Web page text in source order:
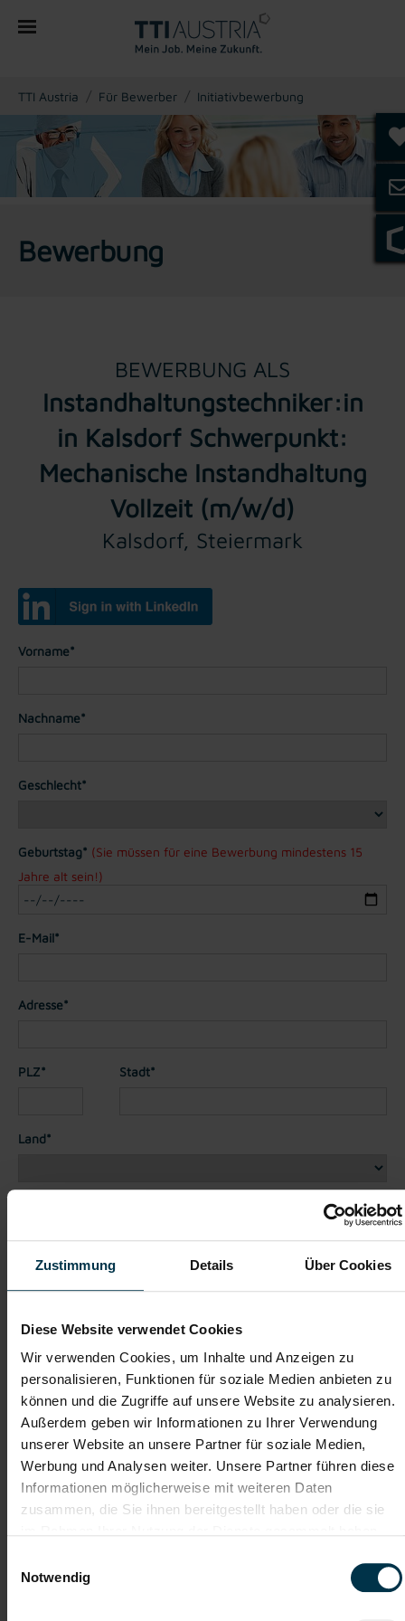
Zustimmung Details Über Cookies
Diese Website verwendet Cookies
Wir verwenden Cookies, um Inhalte und Anzeigen zu
personalisieren, Funktionen für soziale Medien anbieten zu
können und die Zugriffe auf unsere Website zu analysieren.
Außerdem geben wir Informationen zu Ihrer Verwendung
unserer Website an unsere Partner für soziale Medien,
Werbung und Analysen weiter. Unsere Partner führen diese
Informationen möglicherweise mit weiteren Daten
zusammen, die Sie ihnen bereitgestellt haben oder die sie
Notwendig
You are here:
TTI Austria Für Bewerber Initiativbewerbung
Bewerbung
BEWERBUNG ALS
Instandhaltungstechniker:in
in Kalsdorf Schwerpunkt:
Mechanische Instandhaltung
Vollzeit (m/w/d)
Kalsdorf, Steiermark
Vorname*
Nachname*
Geschlecht*
Geburtstag* (Sie müssen für eine Bewerbung mindestens 15
Jahre alt sein!)
E-Mail*
Adresse*
PLZ* Stadt*
Land*
Telefon*
Dateianhänge (max. 30MB gesamt - Bilder, Word oder PDF)
Lebenslauf
Bewerbungsschreiben
Empfehlungschreiben / Zeugnisse